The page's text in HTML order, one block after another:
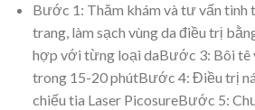
Bước 1: Thăm khám và tư vấn
trang, làm sạch vùng da điều trị
hợp với từng loại daBước 3: Bôi tê
trong 15-20 phútBước 4: Điều trị
chiếu tia Laser PicosureBước 5: